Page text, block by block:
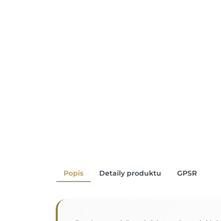
Popis Detaily produktu GPSR